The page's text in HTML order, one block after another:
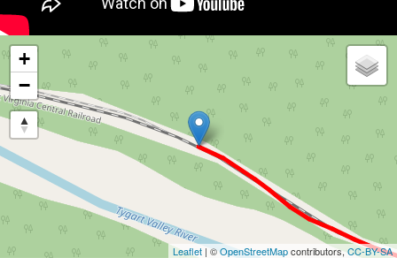
+
−
Leaflet | ©OpenStreetMapcontributors, CC-BY-SA